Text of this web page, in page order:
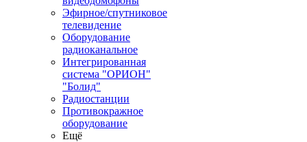
Эфирное/спутниковое
телевидение
Оборудование
радиоканальное
Интегрированная
система "ОРИОН"
"Болид"
Радиостанции
Противокражное
оборудование
Ещё